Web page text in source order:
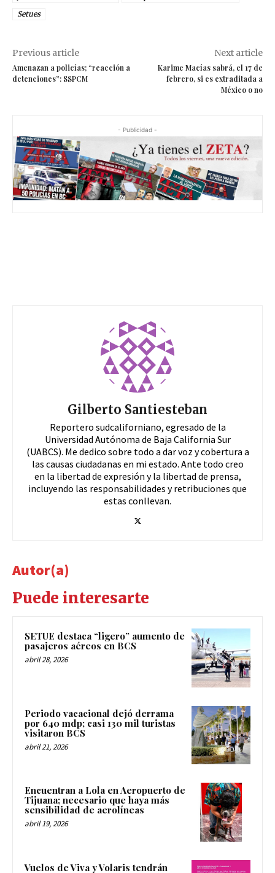
Setues
Previous article
Amenazan a policías; “reacción a
detenciones”: SSPCM
Next article
Karime Macías sabrá, el 17 de
febrero, si es extraditada a
México o no
- Publicidad -
Gilberto Santiesteban
Reportero sudcaliforniano, egresado de la
Universidad Autónoma de Baja California Sur
(UABCS). Me dedico sobre todo a dar voz y cobertura a
las causas ciudadanas en mi estado. Ante todo creo
en la libertad de expresión y la libertad de prensa,
incluyendo las responsabilidades y retribuciones que
estas conllevan.
Autor(a)
Puede interesarte
SETUE destaca “ligero” aumento de
pasajeros aéreos en BCS
abril 28, 2026
Periodo vacacional dejó derrama
por 640 mdp; casi 130 mil turistas
visitaron BCS
abril 21, 2026
Encuentran a Lola en Aeropuerto de
Tijuana; necesario que haya más
sensibilidad de aerolíneas
abril 19, 2026
Vuelos de Viva y Volaris tendrán